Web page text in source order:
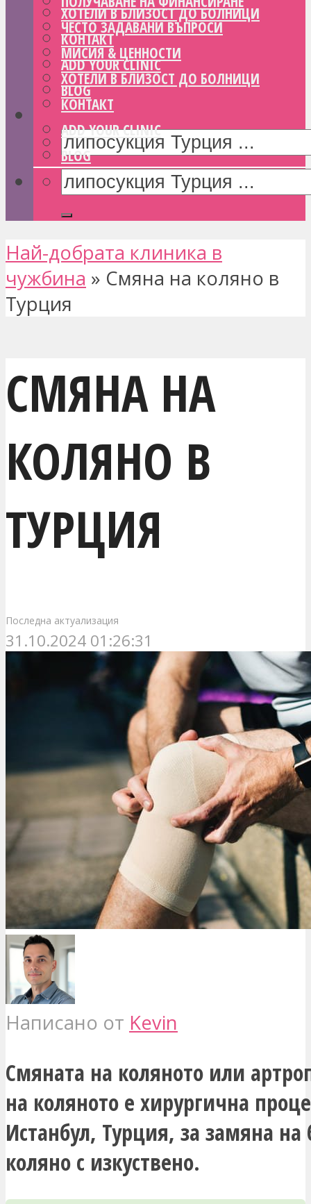
ХОТЕЛИ В БЛИЗОСТ ДО БОЛНИЦИ
КОНТАКТ
ADD YOUR CLINIC
BLOG
ЧЕСТО ЗАДАВАНИ ВЪПРОСИ
МИСИЯ & ЦЕННОСТИ
ХОТЕЛИ В БЛИЗОСТ ДО БОЛНИЦИ
КОНТАКТ
ADD YOUR CLINIC
BLOG
Най-добрата клиника в
чужбина » Смяна на коляно в
Турция
СМЯНА НА
КОЛЯНО В
ТУРЦИЯ
Последна актуализация
31.10.2024 01:26:31
Написано от Kevin
Смяната на коляното или
на коляното е хирургична
Истанбул, Турция, за замяна на
коляно с изкуствено.